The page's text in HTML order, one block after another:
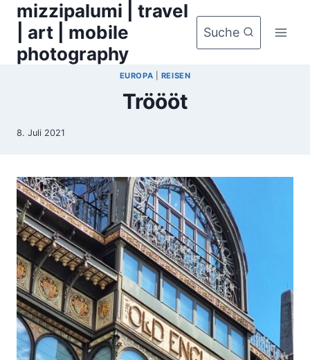
Zum
Inhalt
springen
mizzipalumi | travel
| art | mobile
photography
Suche
EUROPA REISEN
Tröööt
8. Juli 2021